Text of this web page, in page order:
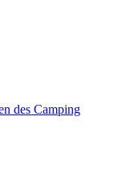
des Camping